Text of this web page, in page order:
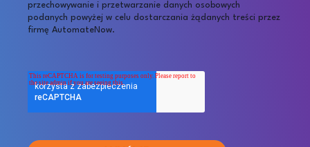
przechowywanie i przetwarzanie danych osobowych
podanych powyżej w celu dostarczania żądanych treści przez
firmę AutomateNow.